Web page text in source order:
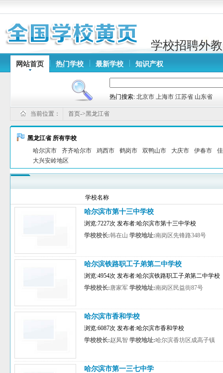
学校招聘外教
网站首页 热门学校 最新学校 知识产权
热门搜索: 北京市 上海市 江苏省 山东省
当前位置： 首页->黑龙江省
黑龙江省 所有学校
哈尔滨市
齐齐哈尔市 鸡西市 鹤岗市 双鸭山市 大庆市 伊春市
大兴安岭地区
学校名称
哈尔滨市第十三中学校
浏览:7227次 发布者:哈尔滨市第十三中学校
学校校长:韩在山 学校地址:南岗区先锋路348号
哈尔滨铁路职工子弟第二中学校
浏览:4954次 发布者:哈尔滨铁路职工子弟第二中学校
学校校长:唐家军 学校地址:南岗区民益街87号
哈尔滨市香和学校
浏览:6087次 发布者:哈尔滨市香和学校
学校校长:赵凤智 学校地址:哈尔滨香坊区成高子镇
哈尔滨市第一三七中学